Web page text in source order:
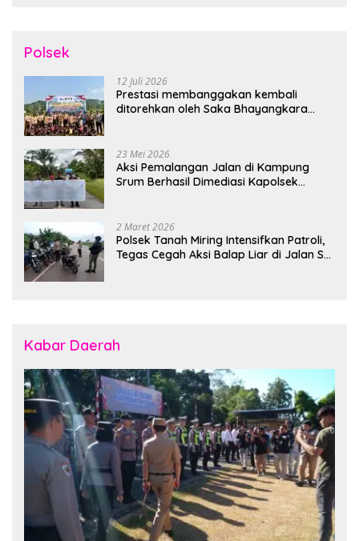
Polsek
12 Juli 2026
Prestasi membanggakan kembali
ditorehkan oleh Saka Bhayangkara
23 Mei 2026
Aksi Pemalangan Jalan di Kampung
Srum Berhasil Dimediasi Kapolsek
2 Maret 2026
Polsek Tanah Miring Intensifkan Patroli,
Tegas Cegah Aksi Balap Liar di Jalan SP
Kabar Daerah